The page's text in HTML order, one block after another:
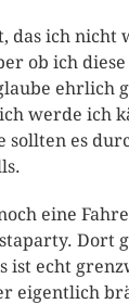
das ich nicht
ob ich
ehrlich
werde ich
sollten es
eine
Dort
ist echt
eigentlich